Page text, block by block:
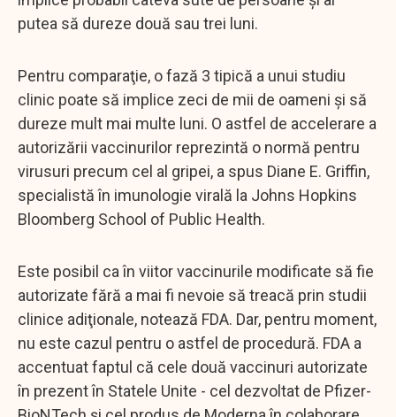
putea să dureze două sau trei luni.
Pentru comparaţie, o fază 3 tipică a unui studiu
clinic poate să implice zeci de mii de oameni şi să
dureze mult mai multe luni. O astfel de accelerare a
autorizării vaccinurilor reprezintă o normă pentru
virusuri precum cel al gripei, a spus Diane E. Griffin,
specialistă în imunologie virală la Johns Hopkins
Bloomberg School of Public Health.
Este posibil ca în viitor vaccinurile modificate să fie
autorizate fără a mai fi nevoie să treacă prin studii
clinice adiţionale, notează FDA. Dar, pentru moment,
nu este cazul pentru o astfel de procedură. FDA a
accentuat faptul că cele două vaccinuri autorizate
în prezent în Statele Unite - cel dezvoltat de Pfizer-